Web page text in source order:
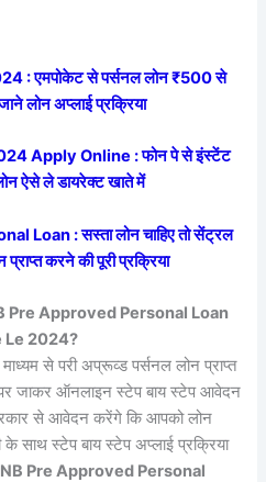
: एमपोकेट से पर्सनल लोन ₹500 से
लोन अप्लाई प्रक्रिया
Apply Online : फोन पे से इंस्टेंट
ऐसे ले डायरेक्ट खाते में
Loan : सस्ता लोन चाहिए तो सेंट्रल
करने की पूरी प्रक्रिया
Pre Approved Personal Loan
Le 2024?
से परी अप्रूव्ड पर्सनल लोन प्राप्त
जाकर ऑनलाइन स्टेप बाय स्टेप आवेदन
से आवेदन करेंगे कि आपको लोन
के साथ स्टेप बाय स्टेप अप्लाई प्रक्रिया
Pre Approved Personal